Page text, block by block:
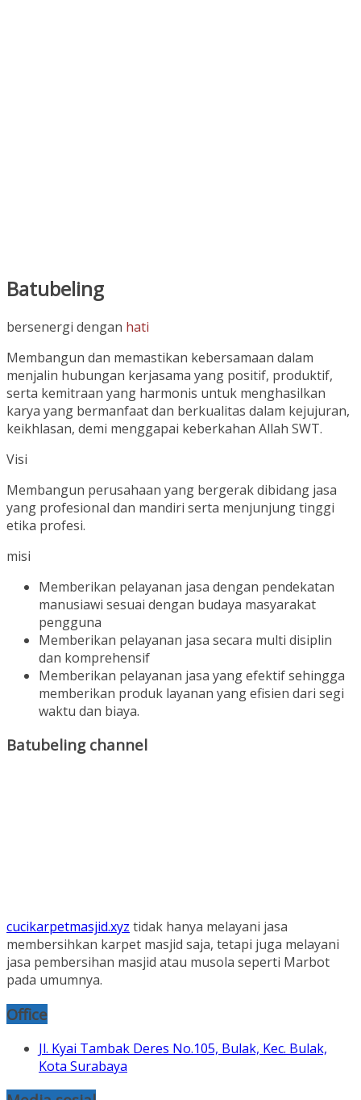
Batubeling
bersenergi dengan hati
Membangun dan memastikan kebersamaan dalam
menjalin hubungan kerjasama yang positif, produktif,
serta kemitraan yang harmonis untuk menghasilkan
karya yang bermanfaat dan berkualitas dalam kejujuran,
keikhlasan, demi menggapai keberkahan Allah SWT.
Visi
Membangun perusahaan yang bergerak dibidang jasa
yang profesional dan mandiri serta menjunjung tinggi
etika profesi.
misi
Memberikan pelayanan jasa dengan pendekatan
manusiawi sesuai dengan budaya masyarakat
pengguna
Memberikan pelayanan jasa secara multi disiplin
dan komprehensif
Memberikan pelayanan jasa yang efektif sehingga
memberikan produk layanan yang efisien dari segi
waktu dan biaya.
Batubeling channel
cucikarpetmasjid.xyz tidak hanya melayani jasa
membersihkan karpet masjid saja, tetapi juga melayani
jasa pembersihan masjid atau musola seperti Marbot
pada umumnya.
Office
Jl. Kyai Tambak Deres No.105, Bulak, Kec. Bulak,
Kota Surabaya